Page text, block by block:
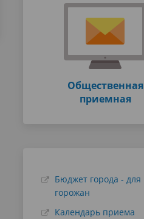
Общественная
приемная
Бюджет города - для
горожан
Календарь приема